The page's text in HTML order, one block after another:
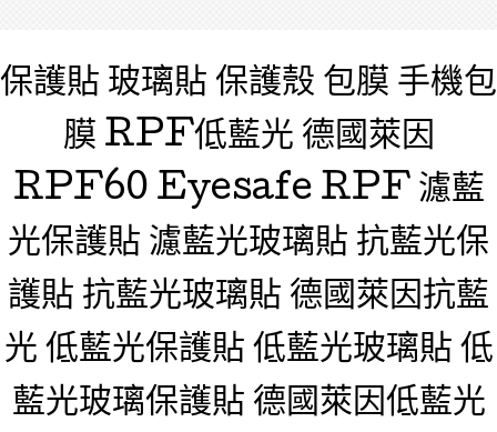
保護貼 玻璃貼 保護殼 包膜 手機包
膜 RPF低藍光 德國萊因
RPF60 Eyesafe RPF 濾藍
光保護貼 濾藍光玻璃貼 抗藍光保
護貼 抗藍光玻璃貼 德國萊因抗藍
光 低藍光保護貼 低藍光玻璃貼 低
藍光玻璃保護貼 德國萊因低藍光